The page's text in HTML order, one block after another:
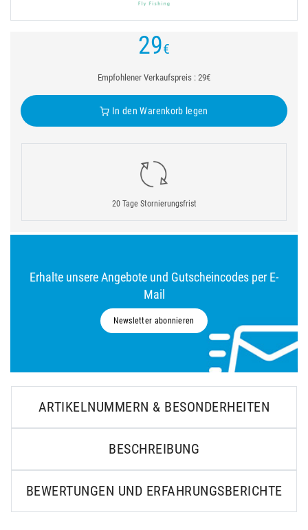
29€
Empfohlener Verkaufspreis : 29€
In den Warenkorb legen
20 Tage Stornierungsfrist
Erhalte unsere Angebote und Gutscheincodes per E-
Mail
Newsletter abonnieren
ARTIKELNUMMERN & BESONDERHEITEN
BESCHREIBUNG
BEWERTUNGEN UND ERFAHRUNGSBERICHTE